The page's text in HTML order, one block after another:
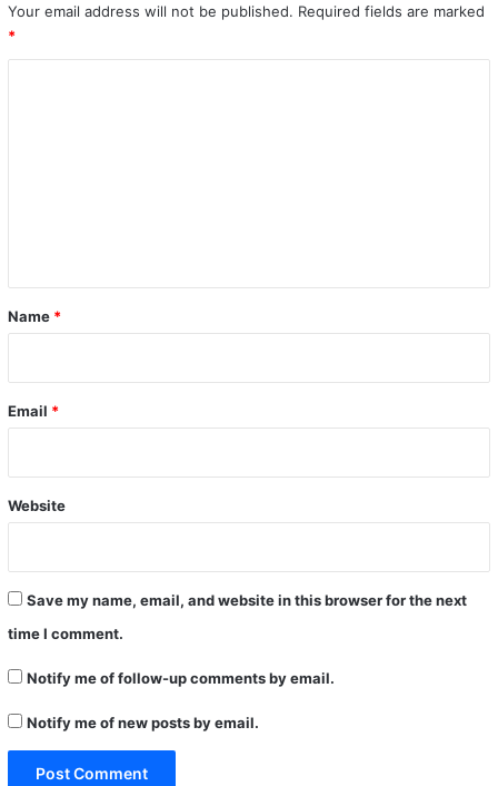
Your email address will not be published. Required fields are marked
*
*
Name *
Email *
Website
Save my name, email, and website in this browser for the next
time I comment.
Notify me of follow-up comments by email.
Notify me of new posts by email.